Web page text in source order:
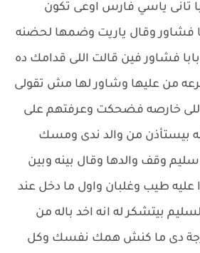
تانى ياسي فارس اوعى تكون
فشاور وقال ياريت وضمها لحضنه
بابا فشاور فين قالت اللى قدامك ده
من عليها وشاور لها مش تقولى
اللى خارصه فضحكت وعرفتهم على
بيستأذن من والد ندى ومسك
سليم وقف والدها وقال بينه وبين
عليه طيب وغلبان واول ما دخل عند
بيتشكر له انه اخد باله من
دى ما كنش همك نفسك وكل